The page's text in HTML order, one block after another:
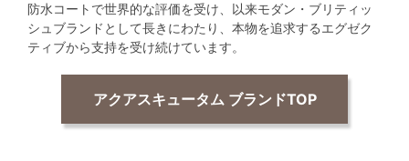
防水コートで世界的な評価を受け、以来モダン・ブリティッ
シュブランドとして長きにわたり、本物を追求するエグゼク
ティブから支持を受け続けています。
アクアスキュータム ブランドTOP